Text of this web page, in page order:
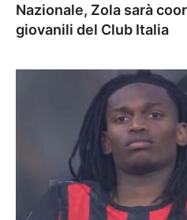
Nazionale, Zola sarà
giovanili del Club Italia